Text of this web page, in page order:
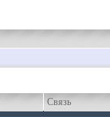
Связь